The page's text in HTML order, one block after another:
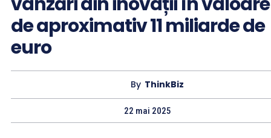
de aproximativ 11 miliarde de
euro
By ThinkBiz
22 mai 2025